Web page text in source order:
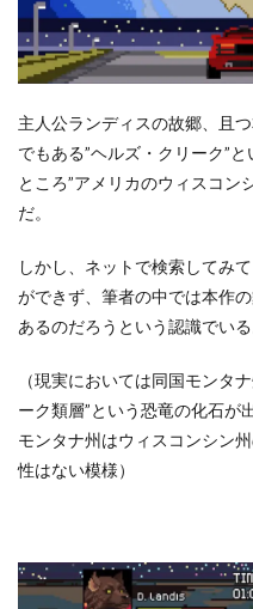
主人公ランディスの故郷、且
でもある”ヘルズ・クリーク”
ところ”アメリカのウィスコン
だ。
しかし、ネットで検索してみ
ができず、筆者の中では本作
あるのだろうという認識でいる
（現実においては同国モンタ
ーク類層”という恐竜の化石が
モンタナ州はウィスコンシン
性はない模様）